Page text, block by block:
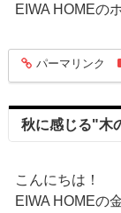
EIWA HOMEの
entry258
パーマリンク
秋に感じる"木
こんにちは！
EIWA HOMEの